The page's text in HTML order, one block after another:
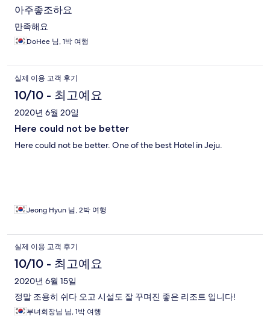
아주좋조하요
만족해요
DoHee 님, 1박 여행
실제 이용 고객 후기
10/10 - 최고예요
2020년 6월 20일
Here could not be better
Here could not be better. One of the best Hotel in Jeju.
Jeong Hyun 님, 2박 여행
실제 이용 고객 후기
10/10 - 최고예요
2020년 6월 15일
정말 조용히 쉬다 오고 시설도 잘 꾸며진 좋은 리조트 입니다!
부녀회장님 님, 1박 여행